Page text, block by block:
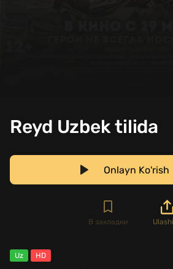
Reyd Uzbek tilida
Onlayn Ko'rish
В закладки
Uz HD